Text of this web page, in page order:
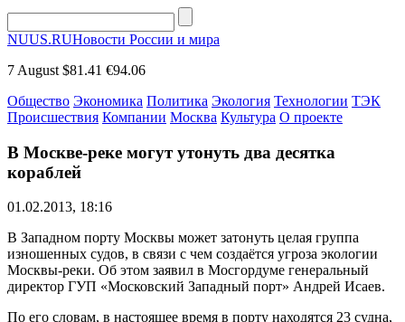
NUUS.RUНовости России и мира
7 August $81.41 €94.06
Общество Экономика Политика Экология Технологии ТЭК
Происшествия Компании Москва Культура О проекте
В Москве-реке могут утонуть два десятка
кораблей
01.02.2013, 18:16
В Западном порту Москвы может затонуть целая группа
изношенных судов, в связи с чем создаётся угроза экологии
Москвы-реки. Об этом заявил в Мосгордуме генеральный
директор ГУП «Московский Западный порт» Андрей Исаев.
По его словам, в настоящее время в порту находятся 23 судна,